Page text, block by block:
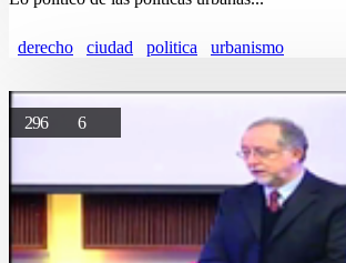
derecho ciudad politica urbanismo
296 6